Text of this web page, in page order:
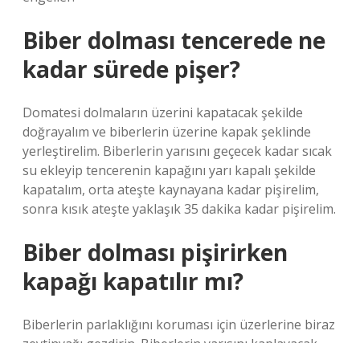
Biber dolması tencerede ne
kadar sürede pişer?
Domatesi dolmaların üzerini kapatacak şekilde
doğrayalım ve biberlerin üzerine kapak şeklinde
yerleştirelim. Biberlerin yarısını geçecek kadar sıcak
su ekleyip tencerenin kapağını yarı kapalı şekilde
kapatalım, orta ateşte kaynayana kadar pişirelim,
sonra kısık ateşte yaklaşık 35 dakika kadar pişirelim.
Biber dolması pişirirken
kapağı kapatılır mı?
Biberlerin parlaklığını koruması için üzerlerine biraz